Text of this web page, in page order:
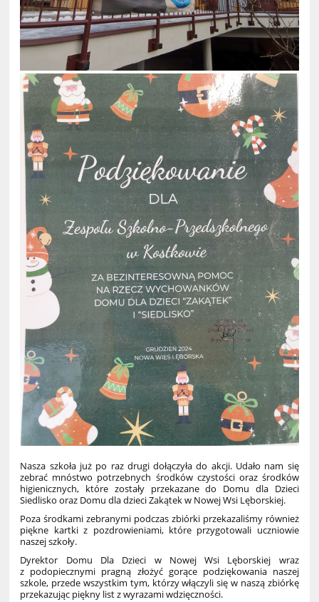
Nasza szkoła już po raz drugi dołączyła do akcji. Udało nam się
zebrać mnóstwo potrzebnych środków czystości oraz środków
higienicznych, które zostały przekazane do Domu dla Dzieci
Siedlisko oraz Domu dla dzieci Zakątek w Nowej Wsi Lęborskiej.
Poza środkami zebranymi podczas zbiórki przekazaliśmy również
piękne kartki z pozdrowieniami, które przygotowali uczniowie
naszej szkoły.
Dyrektor Domu Dla Dzieci w Nowej Wsi Lęborskiej wraz
z podopiecznymi pragną złożyć gorące podziękowania naszej
szkole, przede wszystkim tym, którzy włączyli się w naszą zbiórkę
przekazując piękny list z wyrazami wdzięczności.